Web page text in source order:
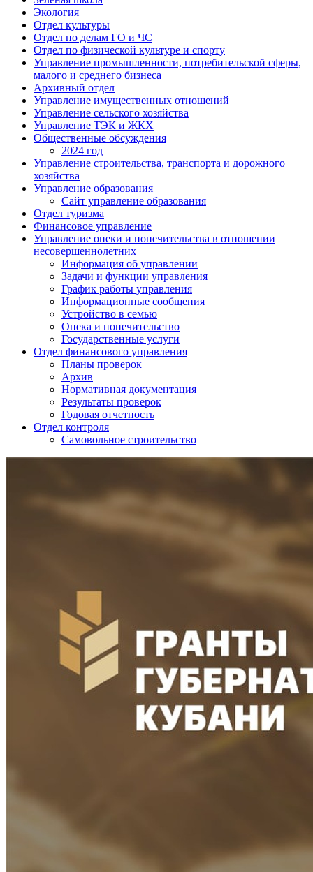
Экология
Отдел культуры
Отдел по делам ГО и ЧС
Отдел по физической культуре и спорту
Управление промышленности, потребительской сферы,
малого и среднего бизнеса
Архивный отдел
Управление имущественных отношений
Управление сельского хозяйства
Управление ТЭК и ЖКХ
Общественные обсуждения
2024 год
Управление строительства, транспорта и дорожного
хозяйства
Управление образования
Сайт управление образования
Отдел туризма
Финансовое управление
Управление опеки и попечительства в отношении
несовершеннолетних
Информация об управлении
Задачи и функции управления
График работы управления
Информационные сообщения
Устройство в семью
Опека и попечительство
Государственные услуги
Отдел финансового управления
Планы проверок
Архив
Нормативная документация
Результаты проверок
Годовая отчетность
Отдел контроля
Самовольное строительство